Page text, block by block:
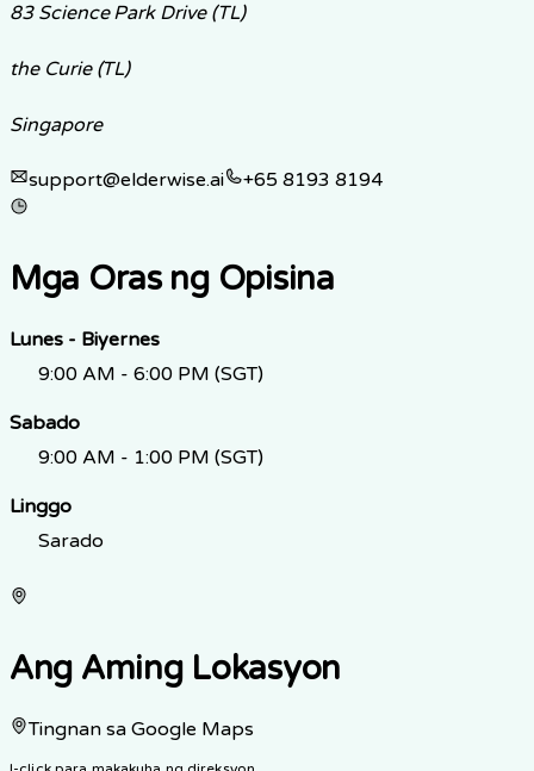
83 Science Park Drive (TL)
the Curie (TL)
Singapore
support@elderwise.ai +65 8193 8194
Mga Oras ng Opisina
Lunes - Biyernes
9:00 AM - 6:00 PM (SGT)
Sabado
9:00 AM - 1:00 PM (SGT)
Linggo
Sarado
Ang Aming Lokasyon
Tingnan sa Google Maps